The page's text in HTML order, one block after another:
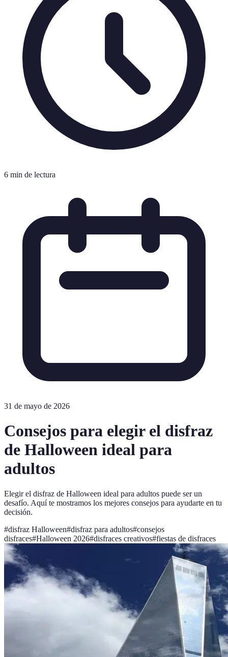
6 min de lectura
31 de mayo de 2026
Consejos para elegir el disfraz
de Halloween ideal para
adultos
Elegir el disfraz de Halloween ideal para adultos puede ser un
desafío. Aquí te mostramos los mejores consejos para ayudarte en tu
decisión.
#disfraz Halloween#disfraz para adultos#consejos
disfraces#Halloween 2026#disfraces creativos#fiestas de disfraces